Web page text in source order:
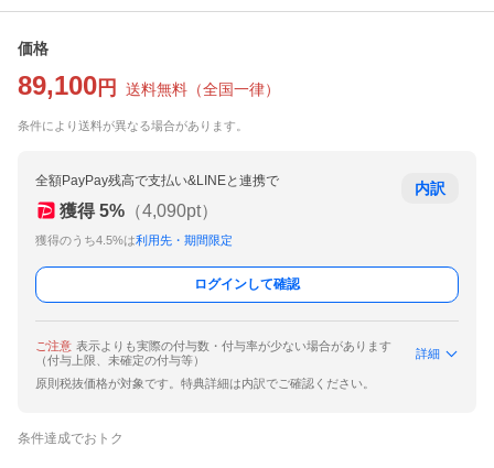
価格
89,100 円 送料無料 （全国一律）
条件により送料が異なる場合があります。
全額PayPay残高で支払い&LINEと連携で
獲得 5% （4,090pt）
獲得のうち4.5%は利用先・期間限定
内訳
ログインして確認
ご注意 表示よりも実際の付与数・付与率が少ない場合があります
（付与上限、未確定の付与等）
詳細
原則税抜価格が対象です。特典詳細は内訳でご確認ください。
条件達成でおトク